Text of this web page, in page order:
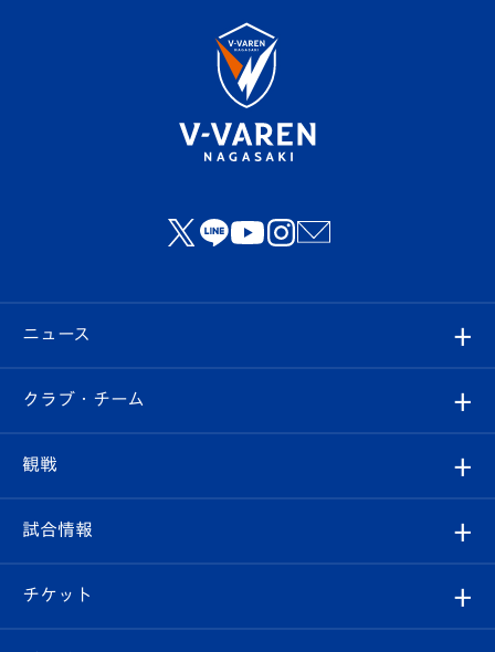
ニュース
すべて
クラブ
試合情報
クラブ・チーム
クラブ概要
エンブレム紹介
観戦
観戦ルール
はじめての観戦ガイド
試合情報
試合日程/結果
チケット